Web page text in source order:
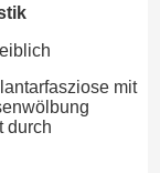
mit
durch